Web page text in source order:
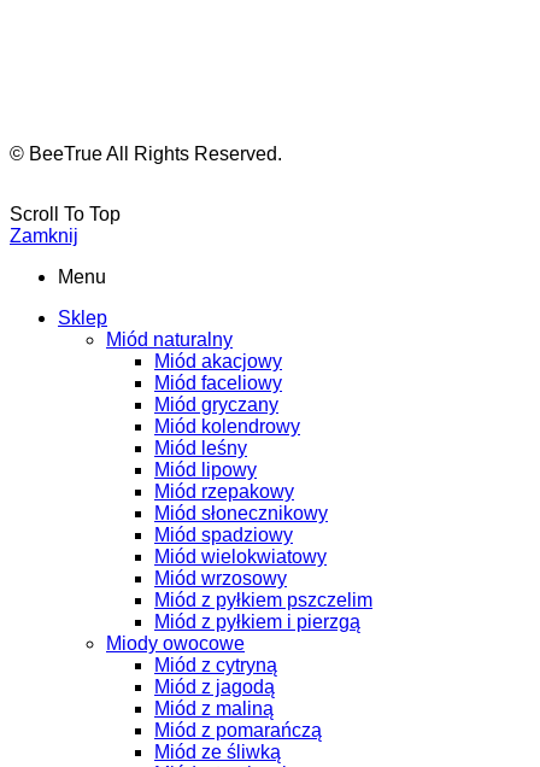
© BeeTrue All Rights Reserved.
Scroll To Top
Zamknij
Menu
Sklep
Miód naturalny
Miód akacjowy
Miód faceliowy
Miód gryczany
Miód kolendrowy
Miód leśny
Miód lipowy
Miód rzepakowy
Miód słonecznikowy
Miód spadziowy
Miód wielokwiatowy
Miód wrzosowy
Miód z pyłkiem pszczelim
Miód z pyłkiem i pierzgą
Miody owocowe
Miód z cytryną
Miód z jagodą
Miód z maliną
Miód z pomarańczą
Miód ze śliwką